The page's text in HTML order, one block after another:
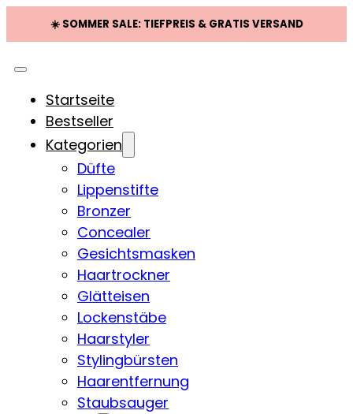
☀️ SOMMER SALE: TIEFPREIS & GRATIS VERSAND
Startseite
Bestseller
Kategorien
Düfte
Lippenstifte
Bronzer
Concealer
Gesichtsmasken
Haartrockner
Glätteisen
Lockenstäbe
Haarstyler
Stylingbürsten
Haarentfernung
Staubsauger